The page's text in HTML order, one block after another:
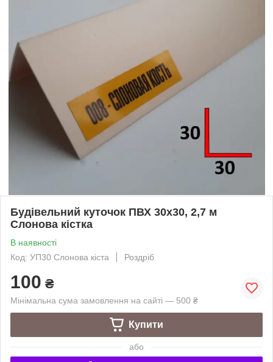
Будівельний куточок ПВХ 30х30, 2,7 м
Слонова кістка
В наявності
Код: УП30 Слонова кіста
Роздріб
100 ₴
Мінімальна сума замовлення на сайті — 500 ₴
Купити
або